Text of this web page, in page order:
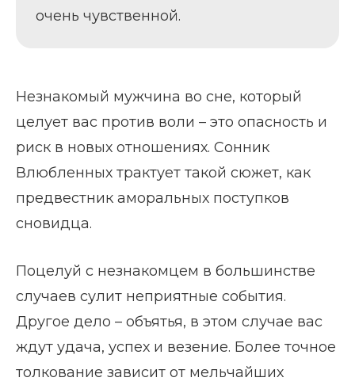
очень чувственной.
Незнакомый мужчина во сне, который
целует вас против воли – это опасность и
риск в новых отношениях. Сонник
Влюбленных трактует такой сюжет, как
предвестник аморальных поступков
сновидца.
Поцелуй с незнакомцем в большинстве
случаев сулит неприятные события.
Другое дело – объятья, в этом случае вас
ждут удача, успех и везение. Более точное
толкование зависит от мельчайших